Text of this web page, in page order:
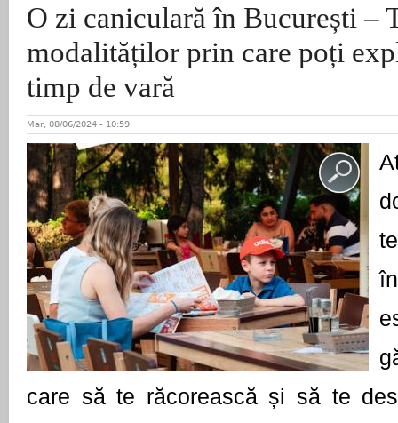
O zi caniculară în București –
modalităților prin care poți
timp de vară
Mar, 08/06/2024 - 10:59
care să te răcorească și să te